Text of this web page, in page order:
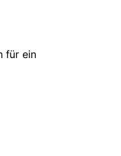
für ein